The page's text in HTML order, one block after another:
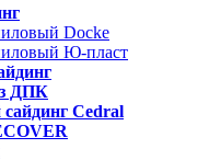
Docke
Ю-пласт
ДПК
Cedral